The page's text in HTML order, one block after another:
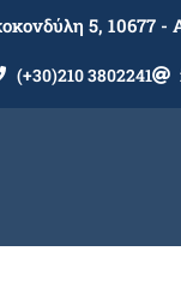
5, 10677 -
(+30)210 3802241